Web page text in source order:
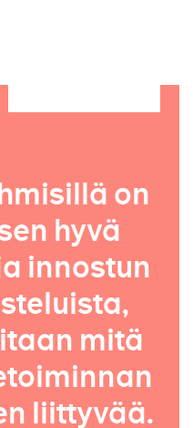
on
hyvä
innostun
mitä
liittyvää.